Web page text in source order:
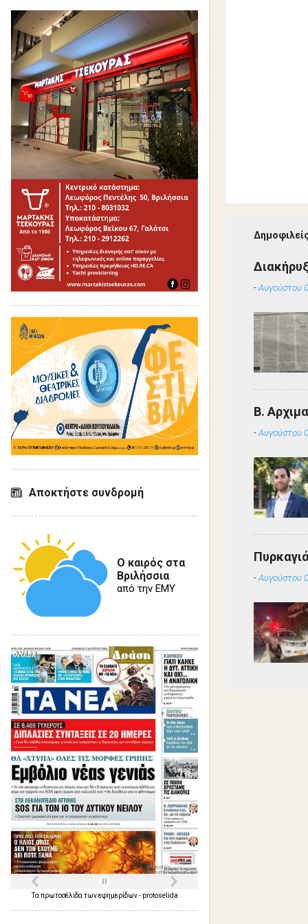
-Αυγούστου
Β.
-Αυγούστου
-Αυγούστου
Αποκτήστε συνδρομή
Ο καιρός στα
Βριλήσσια
από την ΕΜΥ
Τα πρωτοσέλιδα τωνεφημερίδων- protoselida